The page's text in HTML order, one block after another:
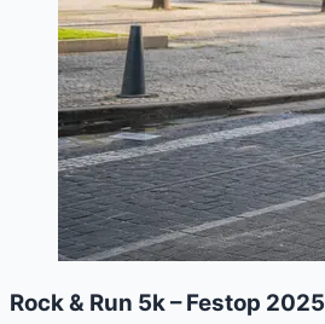
Rock & Run 5k – Festop 2025